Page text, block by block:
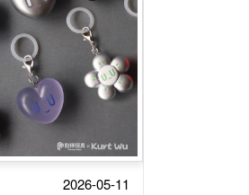
2026-05-11